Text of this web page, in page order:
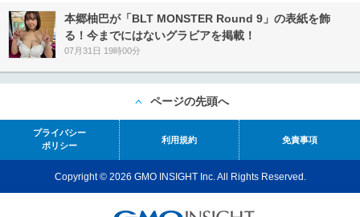
本郷柚巴が「BLT MONSTER Round 9」の表紙を飾
る！今までにはないグラビアを掲載！
07月31日 19時00分
ページの先頭へ
プライバシー
ポリシー
利用規約 免責事項
Copyright © 2026 GMO INSIGHT Inc. All Rights Reserved.